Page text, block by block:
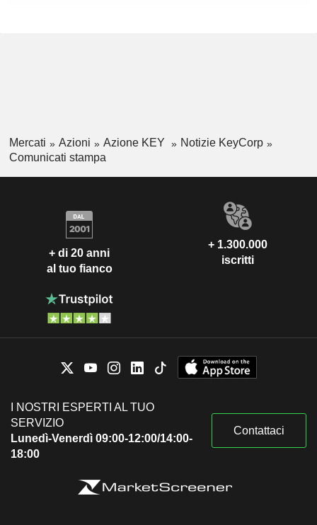
Mercati Azioni Azione KEY
Notizie KeyCorp
Comunicati stampa
+ di 20 anni
al tuo fianco
+ 1.300.000
iscritti
I NOSTRI ESPERTI AL TUO
SERVIZIO
Lunedì-Venerdì 09:00-12:00/14:00-
18:00
Contattaci